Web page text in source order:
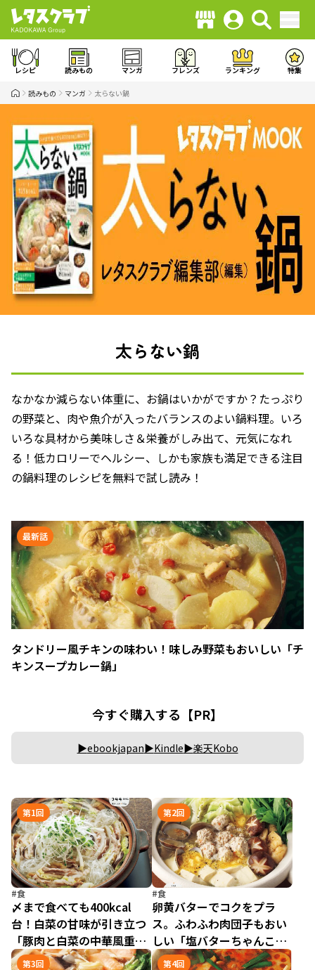
レシピ 読みもの マンガ フレンズ ランキング 特集
読みもの マンガ 太らない鍋
太らない鍋
なかなか減らない体重に、お鍋はいかがですか？たっぷり
の野菜と、肉や魚介が入ったバランスのよい鍋料理。いろ
いろな具材から美味しさ＆栄養がしみ出て、元気になれ
る！低カロリーでヘルシー、しかも家族も満足できる注目
の鍋料理のレシピを無料で試し読み！
最新話
タンドリー風チキンの味わい！味しみ野菜もおいしい「チ
キンスープカレー鍋」
今すぐ購入する【PR】
ebookjapan Kindle 楽天Kobo
第1回
#食
〆まで食べても400kcal
台！白菜の甘味が引き立つ
「豚肉と白菜の中華風重ね
蒸し鍋」
第2回
#食
卵黄バターでコクをプラ
ス。ふわふわ肉団子もおい
しい「塩バターちゃんこ
鍋」
第3回 第4回